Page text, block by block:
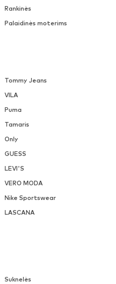
Rankinės
Palaidinės moterims
Tommy Jeans
VILA
Puma
Tamaris
Only
GUESS
LEVI'S
VERO MODA
Nike Sportswear
LASCANA
Suknelės